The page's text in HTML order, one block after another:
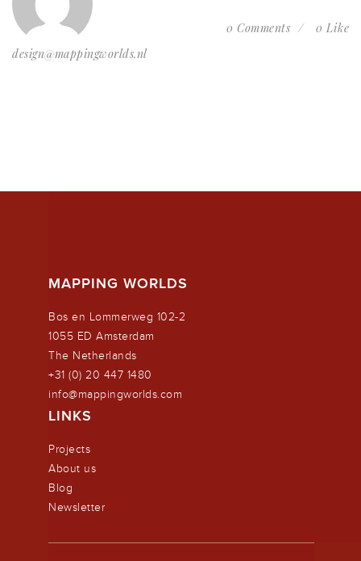
design@mappingworlds.nl
0 Comments 0 Like
MAPPING WORLDS
Bos en Lommerweg 102-2
1055 ED Amsterdam
The Netherlands
+31 (0) 20 447 1480
info@mappingworlds.com
LINKS
Projects
About us
Blog
Newsletter